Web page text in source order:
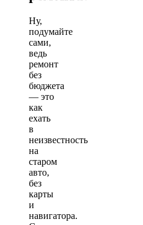
Ну,
подумайте
сами,
ведь
ремонт
без
бюджета
— это
как
ехать
в
неизвестность
на
старом
авто,
без
карты
и
навигатора.